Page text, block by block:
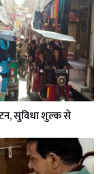
सुविधा शुल्क से